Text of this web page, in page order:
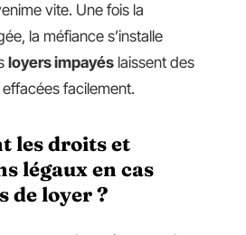
vite. Une fois la
la méfiance s’installe
loyers impayés laissent des
facilement.
les droits et
légaux en cas
de loyer ?